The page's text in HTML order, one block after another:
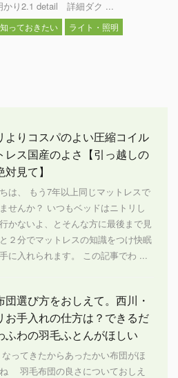
かり2.1 detail 詳細ダク ...
っておきたい ライト・照明
よりコスパのよい圧縮コイル
レス国産のよさ【引っ越しの
見て】
は、 もう7年以上同じマットレスで
せんか？ いつもベッドはニトリし
かないよ、とそんな方に最後まで見
２分でマットレスの知識をつけ快眠
に入れられます。 この記事でわ ...
団選び方をおしえて。西川・
お手入れの仕方は？できるだ
ふわの羽毛ふとんがほしい
ってきたからあったかい布団がほ
羽毛布団の良さについておしえ